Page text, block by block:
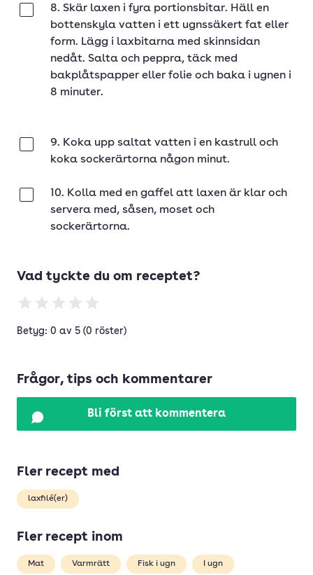
8. Skär laxen i fyra portionsbitar. Häll en
bottenskyla vatten i ett ugnssäkert fat eller
form. Lägg i laxbitarna med skinnsidan
nedåt. Salta och peppra, täck med
bakplåtspapper eller folie och baka i ugnen i
8 minuter.
9. Koka upp saltat vatten i en kastrull och
koka sockerärtorna någon minut.
10. Kolla med en gaffel att laxen är klar och
servera med, såsen, moset och
sockerärtorna.
Vad tyckte du om receptet?
Betyg: 0 av 5 (0 röster)
Frågor, tips och kommentarer
Bli först att kommentera
Fler recept med
laxfilé(er)
Fler recept inom
Mat Varmrätt Fisk i ugn I ugn